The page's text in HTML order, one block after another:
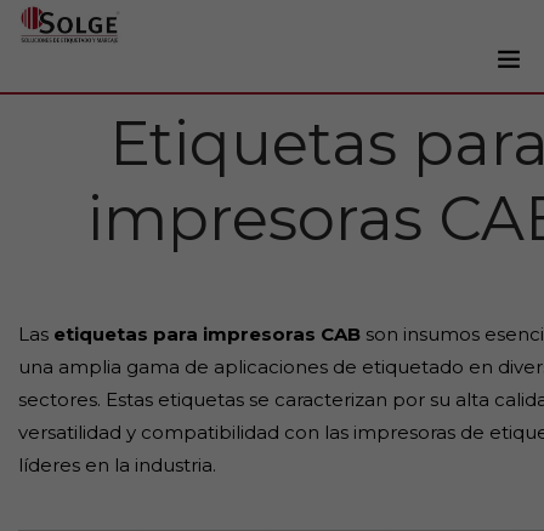
Etiquetadoras
Lectores
Servicios
+34 93 241 22 21
0
Etiquetas
impresoras
Las etiquetas para impresoras CAB son insumos
una amplia gama de aplicaciones de etiquetado en
sectores. Estas etiquetas se caracterizan por su alta
versatilidad y compatibilidad con las impresoras de
líderes en la industria.